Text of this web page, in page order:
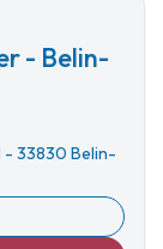
- Belin-
- 33830 Belin-